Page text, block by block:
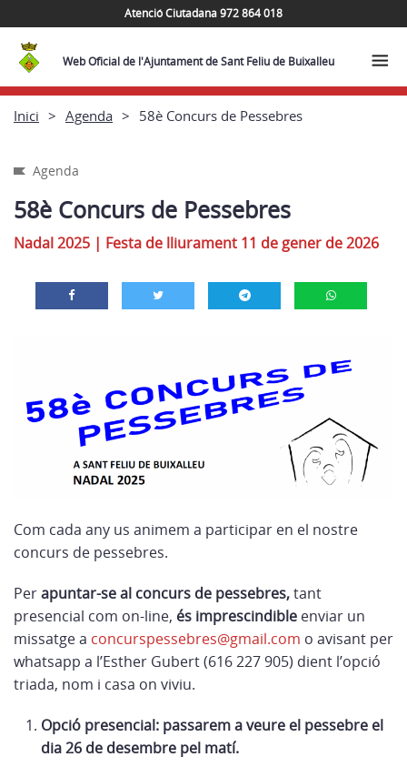
Atenció Ciutadana 972 864 018
Web Oficial de l'Ajuntament de Sant Feliu de Buixalleu
Inici Agenda 58è Concurs de Pessebres
Agenda
58è Concurs de Pessebres
Nadal 2025 | Festa de lliurament 11 de gener de 2026
Com cada any us animem a participar en el nostre
concurs de pessebres.
Perapuntar-seal concurs de pessebres,tant
presencial com on-line, és imprescindible enviar un
missatge a concurspessebres@gmail.com o avisant per
whatsapp a l’Esther Gubert (616 227 905) dient l’opció
triada, nom i casa on viviu.
Opció presencial: passaremaveure el pessebre el
dia26 de desembre pel matí.